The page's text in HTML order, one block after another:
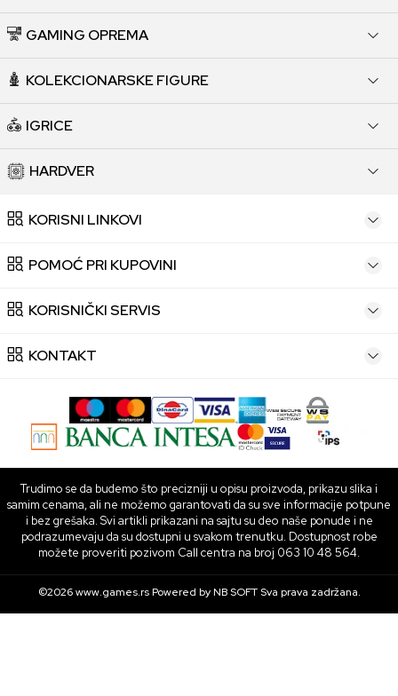
GAMING OPREMA
KOLEKCIONARSKE FIGURE
IGRICE
HARDVER
KORISNI LINKOVI
POMOĆ PRI KUPOVINI
KORISNIČKI SERVIS
KONTAKT
Trudimo se da budemo što precizniji u opisu proizvoda, prikazu slika i
samim cenama, ali ne možemo garantovati da su sve informacije potpune
i bez grešaka. Svi artikli prikazani na sajtu su deo naše ponude i ne
podrazumevaju da su dostupni u svakom trenutku. Dostupnost robe
možete proveriti pozivom Call centra na broj 063 10 48 564.
©2026www.games.rs Powered byNB SOFTSva prava zadržana.